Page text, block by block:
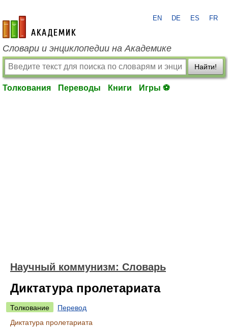
academic.ru
EN DE ES FR
Словари и энциклопедии на Академике
Найти!
Толкования Переводы Книги Игры ⚽
Научный коммунизм: Словарь
Диктатура пролетариата
Толкование
Перевод
Диктатура пролетариата